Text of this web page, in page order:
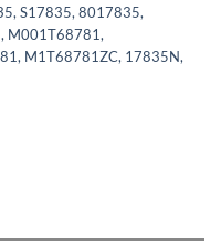
S17835, 8017835,
M001T68781,
M1T68781ZC, 17835N,